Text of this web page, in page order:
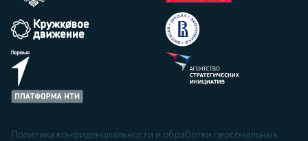
Политика конфиденциальности и обработки персональных